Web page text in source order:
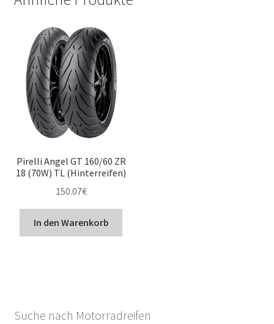
Pirelli Angel GT 160/60 ZR
18 (70W) TL (Hinterreifen)
150.07€
In den Warenkorb
Suche nach Motorradreifen